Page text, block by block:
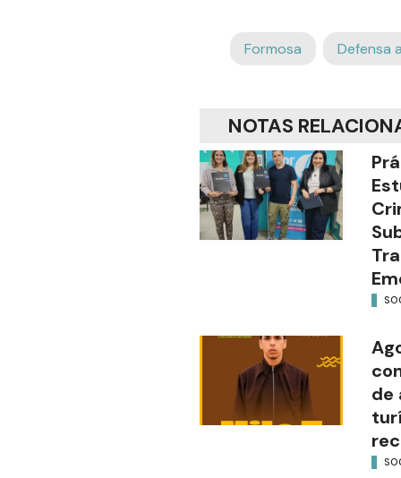
Formosa Defensa
NOTAS
de